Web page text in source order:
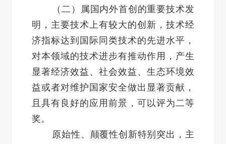
（二）属国内外首创的重要技术发
明，主要技术上有较大的创新，技术经
济指标达到国际同类技术的先进水平，
对本领域的技术进步有推动作用，产生
显著经济效益、社会效益、生态环境效
益或者对维护国家安全做出显著贡献，
且具有良好的应用前景，可以评为二等
奖。
原始性、颠覆性创新特别突出，主